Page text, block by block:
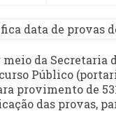
da Secretaria
Público
provimento de
das provas,